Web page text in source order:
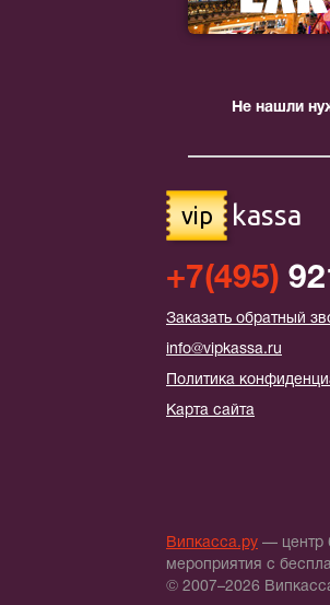
Не нашли
vip kassa
+7(495)
Заказать обратный
info@vipkassa.ru
Политика
Карта сайта
Випкасса.ру — центр
мероприятия с
© 2007–2026